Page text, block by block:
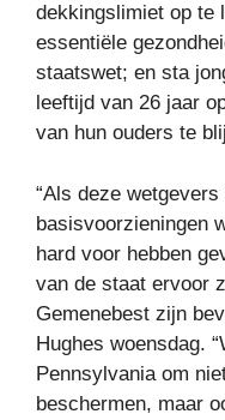
dekkingslimiet op te
essentiële
staatswet; en sta
leeftijd van 26 jaar
van hun ouders te
“Als deze
basisvoorzieningen
hard voor hebben
van de staat ervoor
Gemenebest zijn
Hughes woensdag.
Pennsylvania om
beschermen, maar